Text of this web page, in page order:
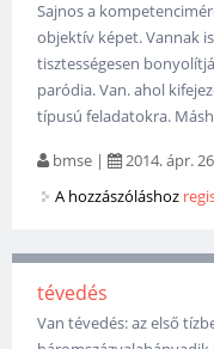
Sajnos a
objektív képet. Vannak
tisztességesen
paródia. Van. ahol
típusú feladatokra.
bmse | 2014. ápr.
A hozzászóláshoz
tévedés
Van tévedés: az első